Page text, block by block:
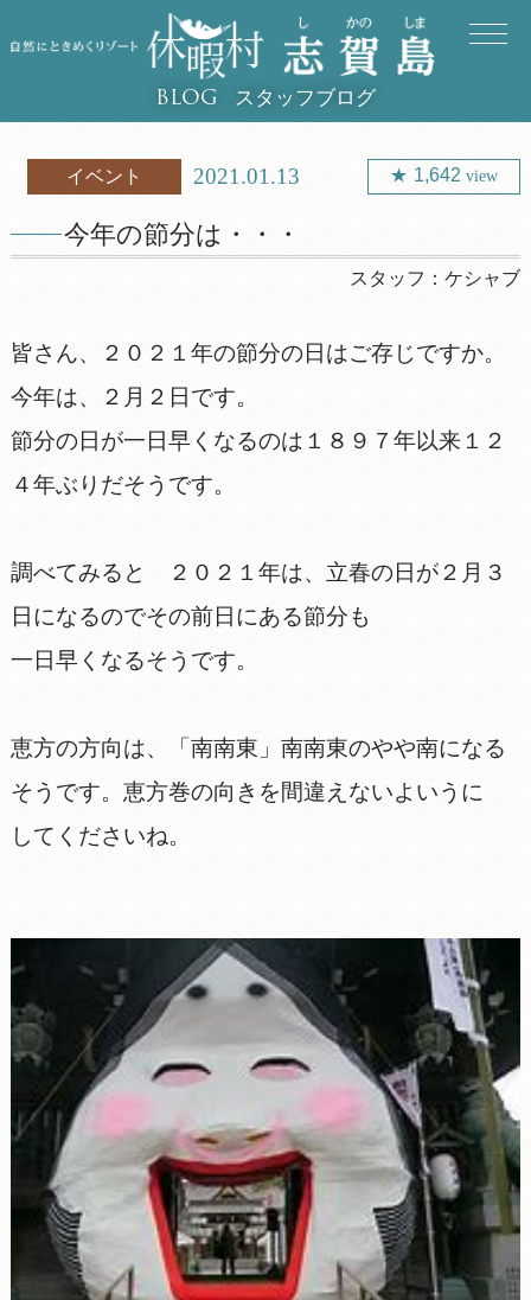
BLOG スタッフブログ
イベント 2021.01.13 1,642view
今年の節分は・・・
スタッフ：ケシャブ
皆さん、２０２１年の節分の日はご存じですか。
今年は、２月２日です。
節分の日が一日早くなるのは１８９７年以来１２
４年ぶりだそうです。
調べてみると ２０２１年は、立春の日が２月３
日になるのでその前日にある節分も
一日早くなるそうです。
恵方の方向は、「南南東」南南東のやや南になる
そうです。恵方巻の向きを間違えないよいうに
してくださいね。